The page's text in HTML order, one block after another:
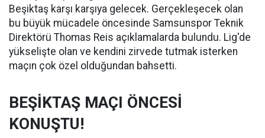
Beşiktaş karşı karşıya gelecek. Gerçekleşecek olan
bu büyük mücadele öncesinde Samsunspor Teknik
Direktörü Thomas Reis açıklamalarda bulundu. Lig'de
yükselişte olan ve kendini zirvede tutmak isterken
maçın çok özel olduğundan bahsetti.
BEŞİKTAŞ MAÇI ÖNCESİ
KONUŞTU!